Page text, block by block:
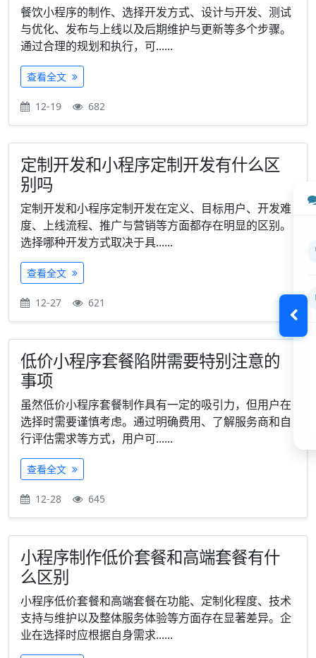
餐饮小程序的制作、选择开发方式、设计与开发、测试
与优化、发布与上线以及后期维护与更新等多个步骤。
通过合理的规划和执行，可......
查看全文
12-19 682
定制开发和小程序定制开发有什么区
别吗
定制开发和小程序定制开发在定义、目标用户、开发难
度、上线流程、推广与营销等方面都存在明显的区别。
选择哪种开发方式取决于具......
查看全文
12-27 621
低价小程序套餐陷阱需要特别注意的
事项
虽然低价小程序套餐制作具有一定的吸引力，但用户在
选择时需要谨慎考虑。通过明确费用、了解服务商和自
行评估需求等方式，用户可......
查看全文
12-28 645
小程序制作低价套餐和高端套餐有什
么区别
小程序低价套餐和高端套餐在功能、定制化程度、技术
支持与维护以及整体服务体验等方面存在显著差异。企
业在选择时应根据自身需求......